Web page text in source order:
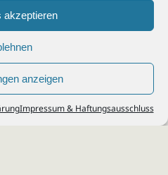
akzeptieren
anzeigen
Impressum & Haftungsausschluss
Poll, Porz, Deutz, Mülheim,